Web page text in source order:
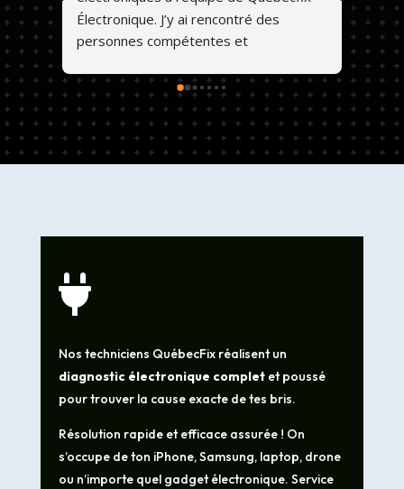
Électronique. J’y ai rencontré des
personnes compétentes et
qualité et les prix sont abordables. 💕😊

Nos techniciens QuébecFix réalisent un
diagnostic électronique completet poussé
pour trouver la cause exacte de tes bris.
Résolution rapide et efficace assurée ! On
s’occupe de ton iPhone, Samsung, laptop, drone
ou n’importe quel gadget électronique. Service